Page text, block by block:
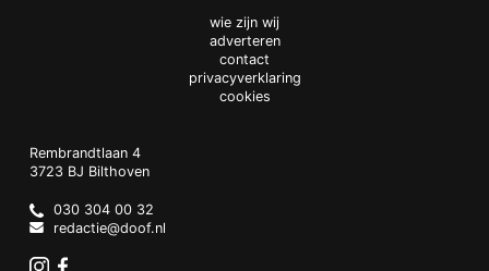
wie zijn wij
adverteren
contact
privacyverklaring
cookies
Doof.nl
work
Rembrandtlaan 4
3723 BJ Bilthoven
Netherlands
030 304 00 32
redactie@doof.nl